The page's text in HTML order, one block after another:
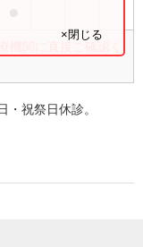
機関に直接ご確認く
×閉じる
・祝祭日休診。